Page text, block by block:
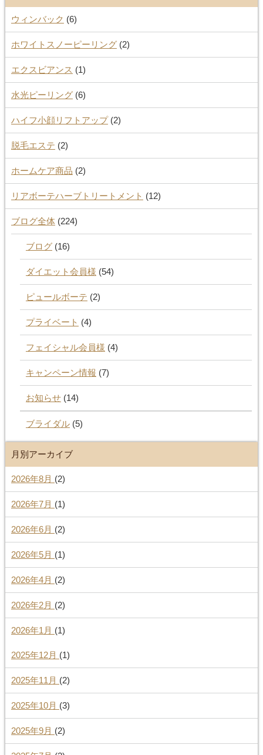
ウィンバック (6)
ホワイトスノーピーリング(2)
エクスビアンス (1)
水光ピーリング(6)
ハイフ小顔リフトアップ(2)
脱毛エステ (2)
ホームケア商品 (2)
リアボーテハーブトリートメント (12)
ブログ全体(224)
ブログ(16)
ダイエット会員様 (54)
ピュールボーテ (2)
プライベート (4)
フェイシャル会員様 (4)
キャンペーン情報 (7)
お知らせ(14)
ブライダル(5)
月別アーカイブ
2026年8月 (2)
2026年7月 (1)
2026年6月 (2)
2026年5月 (1)
2026年4月 (2)
2026年2月 (2)
2026年1月 (1)
2025年12月 (1)
2025年11月 (2)
2025年10月 (3)
2025年9月 (2)